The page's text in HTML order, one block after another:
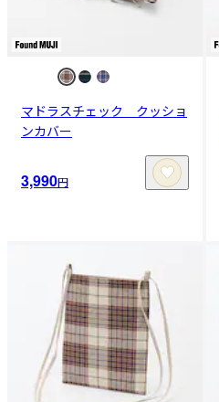
マドラスチェック クッショ
ンカバー
3,990円